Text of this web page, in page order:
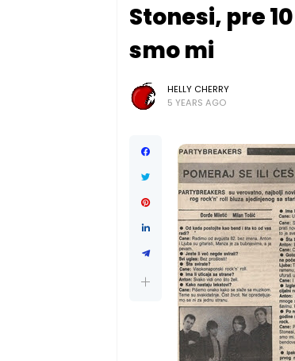
Stonesi, pre
smo mi
HELLY CHERRY
5 YEARS AGO